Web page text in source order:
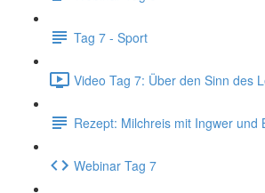
Tag 7 - Sport
Video Tag 7: Über den Sinn des
Rezept: Milchreis mit Ingwer und
Webinar Tag 7